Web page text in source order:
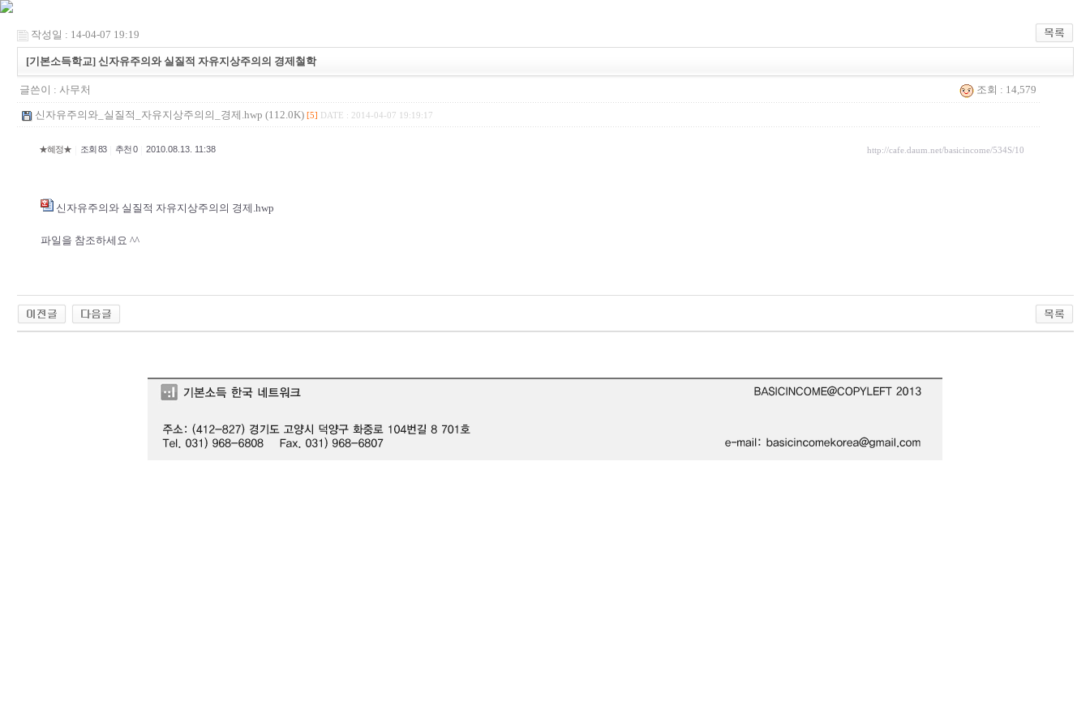
작성일 : 14-04-07 19:19
[기본소득학교] 신자유주의와 실질적 자유지상주의의 경제철학
글쓴이 : 사무처 조회 : 14,579
신자유주의와_실질적_자유지상주의의_경제.hwp (112.0K) [5] DATE : 2014-04-07 19:19:17
★혜정★ 조회 83 추천 0 2010.08.13. 11:38 http://cafe.daum.net/basicincome/534S/10
신자유주의와 실질적 자유지상주의의 경제.hwp
파일을 참조하세요 ^^